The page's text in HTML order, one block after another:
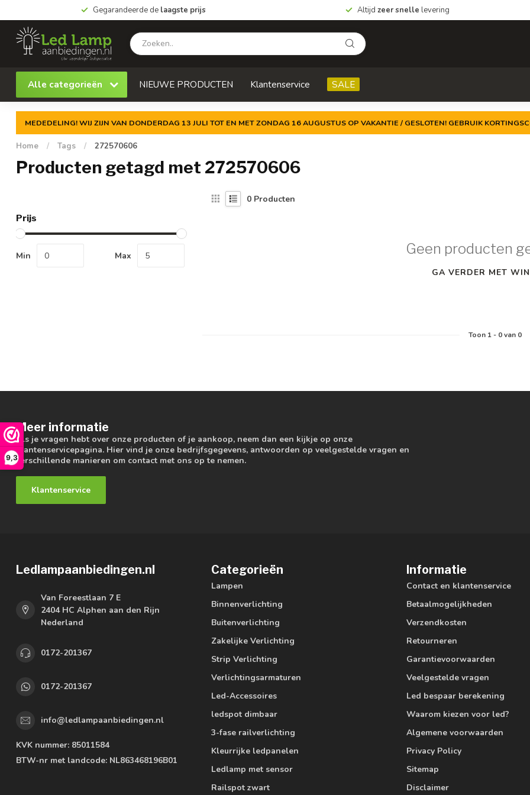
9,3
Gegarandeerde de laagste prijs Altijd zeer snelle levering
Alle categorieën NIEUWE PRODUCTEN Klantenservice SALE
MEDEDELING! WIJ ZIJN VAN DONDERDAG 13 JULI TOT EN MET ZONDAG 16 AUGUSTUS OP VAKANTIE / GESLOTEN! GEBRUIK
Home / Tags / 272570606
Producten getagd met 272570606
Prijs
Min Max
0 Producten
Geen producten
GA VERDER MET
Toon 1- 0van 0
Meer informatie
Als je vragen hebt over onze producten of je aankoop, neem dan een kijkje op onze
klantenservicepagina. Hier vind je onze bedrijfsgegevens, antwoorden op veelgestelde vragen en
verschillende manieren om contact met ons op te nemen.
Klantenservice
Ledlampaanbiedingen.nl
Van Foreestlaan 7 E
2404 HC Alphen aan den Rijn
Nederland
0172-201367
0172-201367
info@ledlampaanbiedingen.nl
KVK nummer: 85011584
BTW-nr met landcode: NL863468196B01
Categorieën
Lampen
Binnenverlichting
Buitenverlichting
Zakelijke Verlichting
Strip Verlichting
Verlichtingsarmaturen
Led-Accessoires
ledspot dimbaar
3-fase railverlichting
Kleurrijke ledpanelen
Ledlamp met sensor
Railspot zwart
Informatie
Contact en klantenservice
Betaalmogelijkheden
Verzendkosten
Retourneren
Garantievoorwaarden
Veelgestelde vragen
Led bespaar berekening
Waarom kiezen voor led?
Algemene voorwaarden
Privacy Policy
Sitemap
Disclaimer